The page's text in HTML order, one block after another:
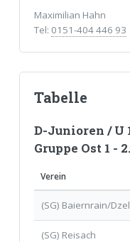
Maximilian Hahn
Tel: 0151-404 446 93
Tabelle
D-Junioren / U
Gruppe Ost 1 -
Verein
(SG) Baiernrain/
(SG) Reisach